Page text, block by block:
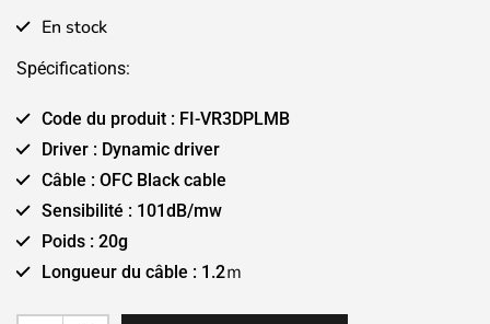
En stock
Spécifications:
Code du produit : FI-VR3DPLMB
Driver : Dynamic driver
Câble : OFC Black cable
Sensibilité : 101dB/mw
Poids : 20g
Longueur du câble : 1.2ｍ